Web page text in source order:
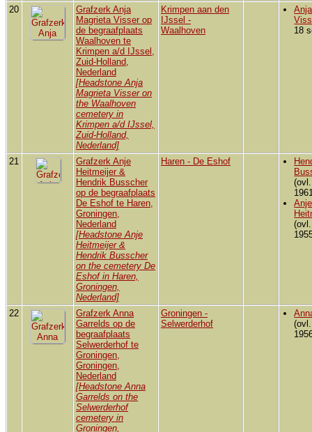
20
Grafzerk Anja
Magrieta Visser op
de begraafplaats
Waalhoven te
Krimpen a/d IJssel,
Zuid-Holland,
Nederland
[Headstone Anja
Magrieta Visser on
the Waalhoven
cemetery in
Krimpen a/d IJssel,
Zuid-Holland,
Nederland]
Krimpen aan den
IJssel -
Waalhoven
18
21
Grafzerk Anje
Heitmeijer &
Hendrik Busscher
op de begraafplaats
De Eshof te Haren,
Groningen,
Nederland
[Headstone Anje
Heitmeijer &
Hendrik Busscher
on the cemetery De
Eshof in Haren,
Groningen,
Nederland]
Haren - De Eshof
Anje
22
Grafzerk Anna
Garrelds op de
begraafplaats
Selwerderhof te
Groningen,
Groningen,
Nederland
[Headstone Anna
Garrelds on the
Selwerderhof
cemetery in
Groningen,
Groningen -
Selwerderhof